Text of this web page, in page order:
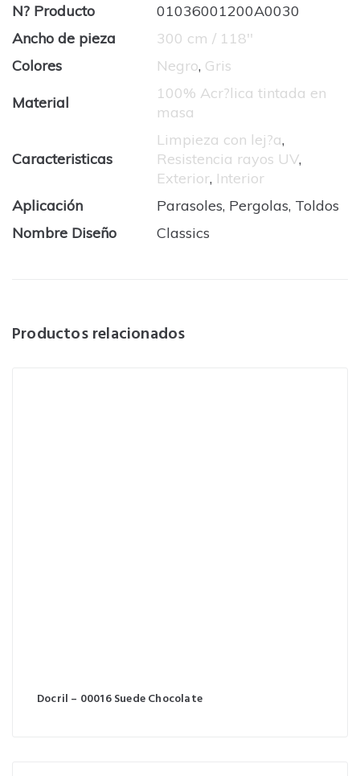
N? Producto
01036001200A0030
Ancho de pieza
300 cm / 118''
Colores
Negro, Gris
Material
100% Acr?lica tintada en
masa
Caracteristicas
Limpieza con lej?a,
Resistencia rayos UV,
Exterior, Interior
Aplicación
Parasoles, Pergolas, Toldos
Nombre Diseño
Classics
Productos relacionados
Docril – 00016 Suede Chocolate